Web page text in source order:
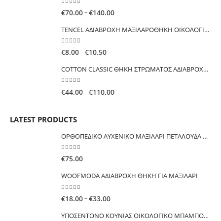
€70.00–€140.00Price
€70.00
TENCEL ΑΔΙΑΒΡΟΧΗ ΜΑΞΙΛΑΡΟΘΗΚΗ ΟΙΚΟΛΟΓΙΚΗ ΕΥΚΑΛΥΠΤΟΥ
0out of 5
€8.00–€10.50Price
€8.00
€10.50
COTTON CLASSIC ΘΗKΗ ΣΤΡΩΜΑΤΟΣ ΑΔΙΑΒΡΟΧΗ ΟΙΚΟΝΟΜΙΚΗ
€44.00–€110.00Price
€110.00
LATEST PRODUCTS
ΟΡΘΟΠΕΔΙΚΟ ΑΥΧΕΝΙΚΟ ΜΑΞΙΛΑΡΙ ΠΕΤΑΛΟΥΔΑ Μαξιλάρι λαιμού από αφρό μνήμης
0out of 5
€75.00
WOOFMODA ΑΔΙΑΒΡΟΧΗ ΘΗΚΗ ΓΙΑ ΜΑΞΙΛΑΡΙ
€18.00–€33.00Price
€18.00
ΥΠΟΣΕΝΤΟΝΟ ΚΟΥΝΙΑΣ ΟΙΚΟΛΟΓΙΚΟ ΜΠΑΜΠΟΥ ΑΔΙΑΒΡΟΧΟ ΠΟΛΛΑΠΛΩΝ ΧΡΗΣΕΩΝ